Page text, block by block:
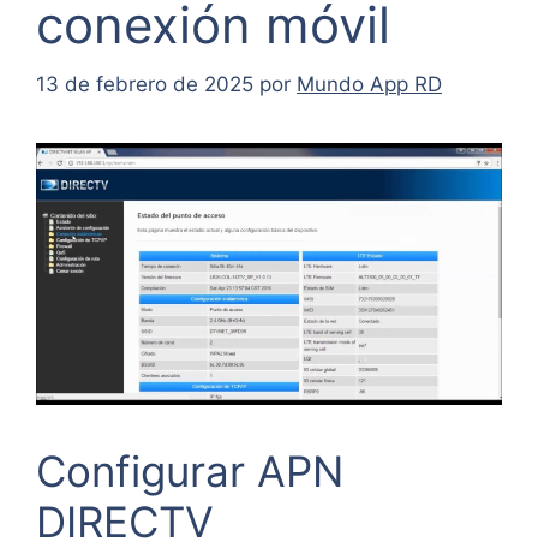
conexión móvil
13 de febrero de 2025 por Mundo App RD
Configurar APN
DIRECTV